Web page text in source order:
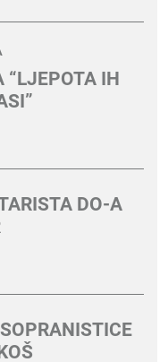
“LJEPOTA IH
DO-A